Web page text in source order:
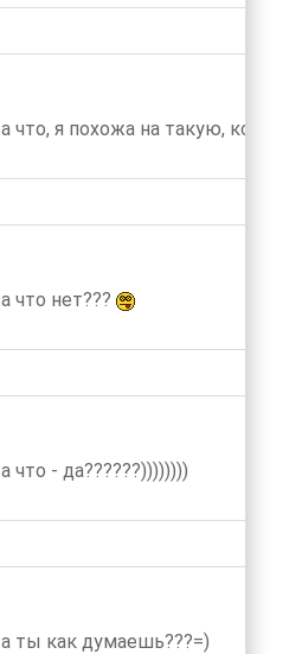
а что, я похожа на такую,
а что нет???
а что - да??????))))))))
а ты как думаешь???=)